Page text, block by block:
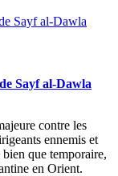
Sayf al-Dawla
contre les
ennemis et
que temporaire,
en Orient.